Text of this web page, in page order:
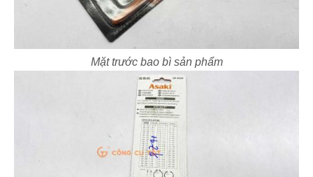
Mặt trước bao bì sản phẩm